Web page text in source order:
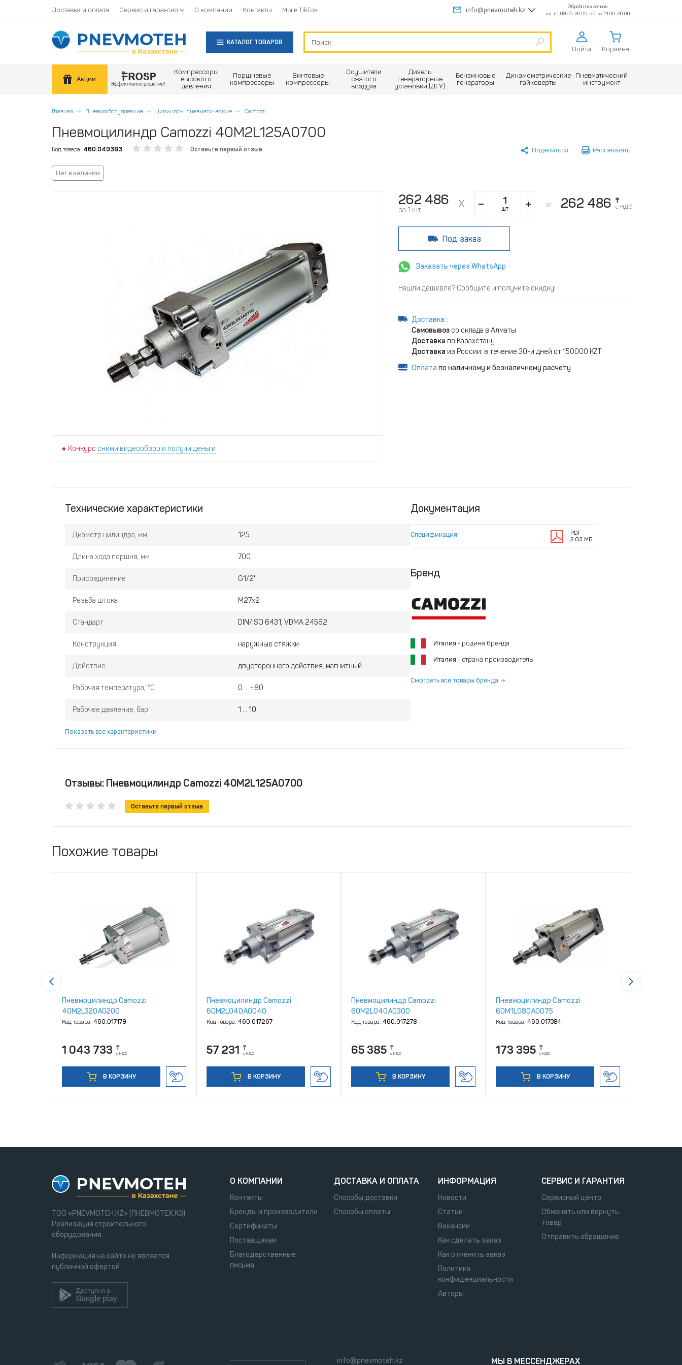
Доставка и оплата Сервис и гарантия О компании Контакты Мы в TikTok info@pnevmoteh.kz
Обработка заявок
пн-пт 09:00-20:00, сб-вс 11:00-20:00
КАТАЛОГ ТОВАРОВ
Войти Корзина
Акции
Компрессоры
высокого
давления
Поршневые
компрессоры
Винтовые
компрессоры
Осушители
сжатого
воздуха
Дизель
генераторные
установки (ДГУ)
Бензиновые
генераторы
Динамометрические
гайковерты
Пневматический
инструмент
Главная Пневмооборудование Цилиндры пневматические Camozzi
Пневмоцилиндр Camozzi 40M2L125A0700
Код товара: 460.049383 Оставьте первый отзыв Поделиться Распечатать
Нет в наличии
Конкурс сними видеообзор и получи деньги
262 486
за 1 шт. шт 262 486
₸
с НДС
Под заказ
Заказать через WhatsApp
Нашли дешевле? Сообщите и получите скидку!
Доставка :
Самовывозсо склада в Алматы
Доставка по Казахстану
Доставка из России: в течение 30-и дней от 150000 KZT
Оплата по наличному и безналичному расчету
Технические характеристики
Диаметр цилиндра, мм 125
Длина хода поршня, мм 700
Присоединение G1/2"
Резьба штока M27x2
Стандарт DIN/ISO 6431, VDMA 24562
Конструкция наружные стяжки
Действие двустороннего действия, магнитный
Рабочая температура, °С 0 ... +80
Рабочее давление, бар 1 ... 10
Показать все характеристики
Документация
Спецификация
PDF
2.03 МБ
Бренд
Италия - родина бренда
Италия - страна производитель
Смотреть все товары бренда
Отзывы: Пневмоцилиндр Camozzi 40M2L125A0700
Оставьте первый отзыв
Похожие товары
Пневмоцилиндр Camozzi
40M2L320A0200
Код товара: 460.017179
1 043 733 ₸
с НДС
В КОРЗИНУ
Пневмоцилиндр Camozzi
60M2L040A0040
Код товара: 460.017267
57 231 ₸
с НДС
В КОРЗИНУ
Пневмоцилиндр Camozzi
60M2L040A0300
Код товара: 460.017278
65 385 ₸
с НДС
В КОРЗИНУ
Пневмоцилиндр Camozzi
60M1L080A0075
Код товара: 460.017384
173 395 ₸
с НДС
В КОРЗИНУ
ТОО «PNEVMOTEH.KZ» (ПНЕВМОТЕХ.КЗ)
Реализация строительного
оборудования.
Информация на сайте не является
публичной офертой.
О КОМПАНИИ
Контакты
Бренды и производители
Сертификаты
Поставщикам
Благодарственные
письма
ДОСТАВКА И ОПЛАТА
Способы доставки
Способы оплаты
ИНФОРМАЦИЯ
Новости
Статьи
Вакансии
Как сделать заказ
Как отменить заказ
Политика
конфиденциальности
Авторы
СЕРВИС И ГАРАНТИЯ
Сервисный центр
Обменять или вернуть
товар
Отправить обращение
info@pnevmoteh.kz МЫ В МЕССЕНДЖЕРАХ